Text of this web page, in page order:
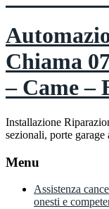
al
contenuto
Chiama
– Came –
Installazione
sezionali, porte
Menu
Assistenza
onesti e